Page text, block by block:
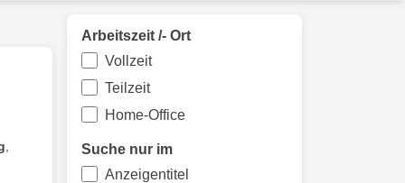
Arbeitszeit /- Ort
Vollzeit
Teilzeit
Home-Office
Suche nur im
Anzeigentitel